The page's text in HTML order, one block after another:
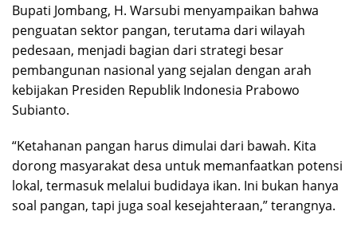
Bupati Jombang, H. Warsubi menyampaikan bahwa
penguatan sektor pangan, terutama dari wilayah
pedesaan, menjadi bagian dari strategi besar
pembangunan nasional yang sejalan dengan arah
kebijakan Presiden Republik Indonesia Prabowo
Subianto.
“Ketahanan pangan harus dimulai dari bawah. Kita
dorong masyarakat desa untuk memanfaatkan potensi
lokal, termasuk melalui budidaya ikan. Ini bukan hanya
soal pangan, tapi juga soal kesejahteraan,” terangnya.